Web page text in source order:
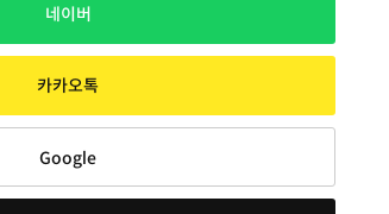
네이버
카카오톡
Google